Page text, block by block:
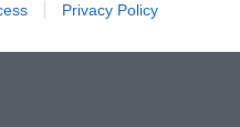
Privacy Policy